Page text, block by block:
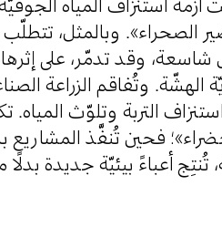
الصحراء». وبالمثل،
وقد تدمّر، على
وتُفاقم الزراعة
التربة وتلوّث
فحين تُنفَّذ
تُنتِج أعباءً بيئيّة جديدة